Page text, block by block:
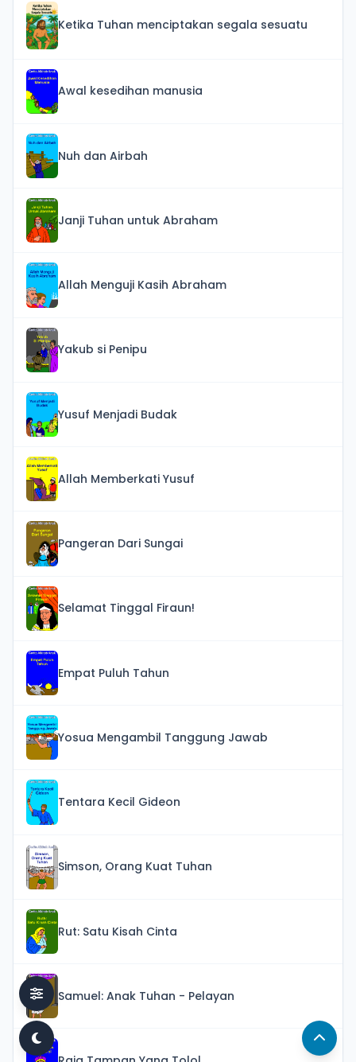
Ketika Tuhan menciptakan segala sesuatu
Awal kesedihan manusia
Nuh dan Airbah
Janji Tuhan untuk Abraham
Allah Menguji Kasih Abraham
Yakub si Penipu
Yusuf Menjadi Budak
Allah Memberkati Yusuf
Pangeran Dari Sungai
Selamat Tinggal Firaun!
Empat Puluh Tahun
Yosua Mengambil Tanggung Jawab
Tentara Kecil Gideon
Simson, Orang Kuat Tuhan
Rut: Satu Kisah Cinta
Samuel: Anak Tuhan - Pelayan